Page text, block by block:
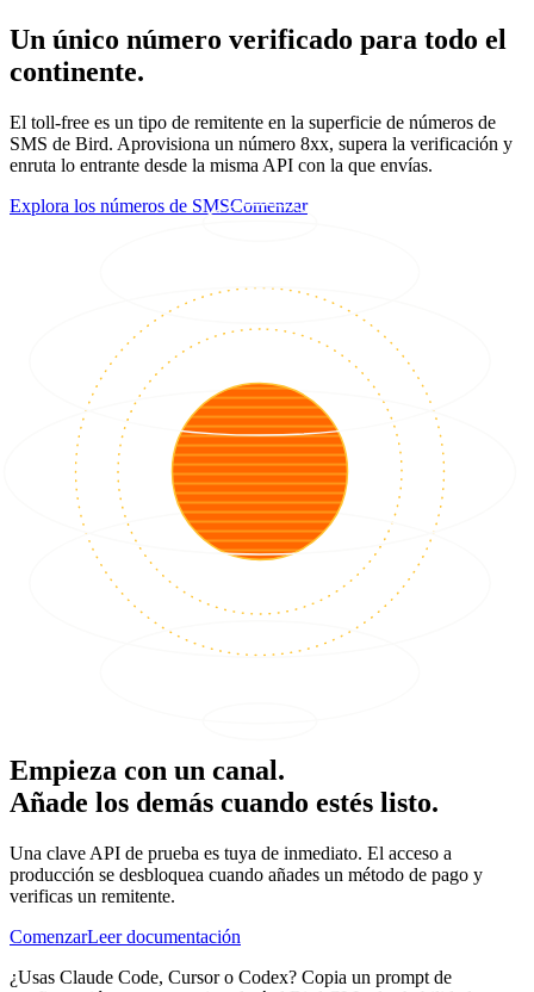
Un único número verificado para todo el
continente.
El toll-free es un tipo de remitente en la superficie de números de
SMS de Bird. Aprovisiona un número 8xx, supera la verificación y
enruta lo entrante desde la misma API con la que envías.
Explora los números de SMSComenzar
Empieza con un canal.
Añade los demás cuando estés listo.
Una clave API de prueba es tuya de inmediato. El acceso a
producción se desbloquea cuando añades un método de pago y
verificas un remitente.
ComenzarLeer documentación
¿Usas Claude Code, Cursor o Codex? Copia un prompt de